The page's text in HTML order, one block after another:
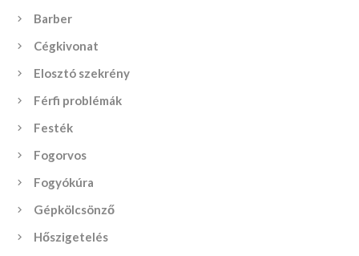
Barber
Cégkivonat
Elosztó szekrény
Férfi problémák
Festék
Fogorvos
Fogyókúra
Gépkölcsönző
Hőszigetelés